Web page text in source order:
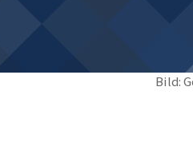
Bild: